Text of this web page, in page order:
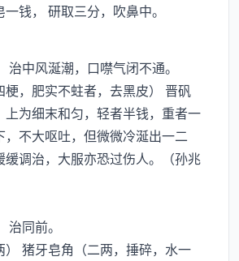
钱， 研取三分，吹鼻中。
中风涎潮，口噤气闭不通。
，肥实不蛀者，去黑皮） 晋矾
上为细末和匀，轻者半钱，重者一
，不大呕吐，但微微冷涎出一二
缓调治，大服亦恐过伤人。（孙兆
同前。
猪牙皂角（二两，捶碎，水一